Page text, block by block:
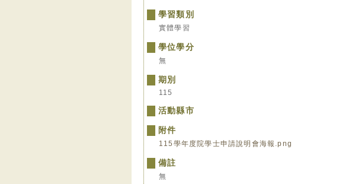
學習類別
實體學習
學位學分
無
期別
115
活動縣市
附件
115學年度院學士申請說明會海報.png
備註
無